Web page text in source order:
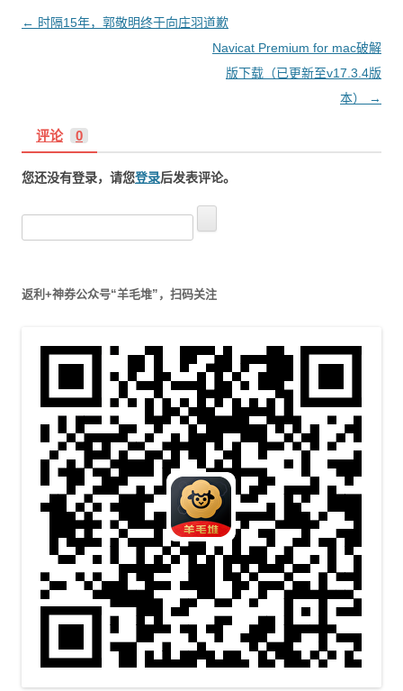
文
← 时隔15年，郭敬明终于向庄羽道歉
Navicat Premium for mac破解
版下载（已更新至v17.3.4版
本）
→
评论 0
您还没有登录，请您登录后发表评论。
搜
索
返利+神券公众号“羊毛堆”，扫码关注